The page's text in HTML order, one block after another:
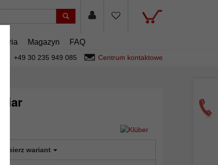
Magazyn FAQ
+49 30 235 949 085 Centrum kontaktowe
Wybierz wariant